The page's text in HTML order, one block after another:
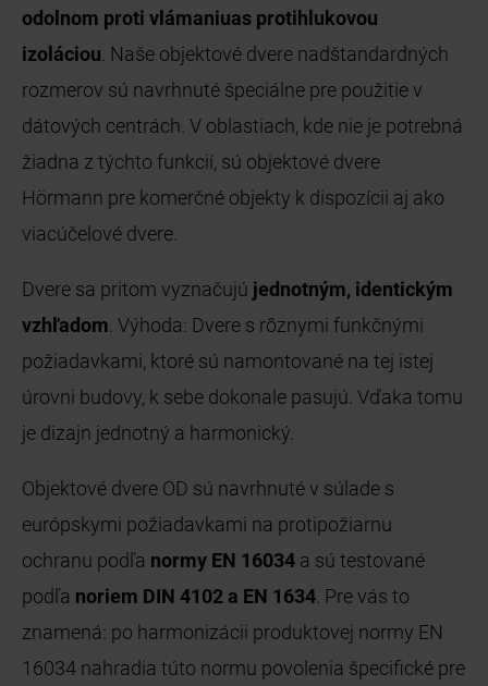
odolnom proti vlámaniuas protihlukovou
izoláciou. Naše objektové dvere nadštandardných
rozmerov sú navrhnuté špeciálne pre použitie v
dátových centrách. V oblastiach, kde nie je potrebná
žiadna z týchto funkcií, sú objektové dvere
Hörmann pre komerčné objekty k dispozícii aj ako
viacúčelové dvere.
Dvere sa pritom vyznačujú jednotným, identickým
vzhľadom. Výhoda: Dvere s rôznymi funkčnými
požiadavkami, ktoré sú namontované na tej istej
úrovni budovy, k sebe dokonale pasujú. Vďaka tomu
je dizajn jednotný a harmonický.
Objektové dvere OD sú navrhnuté v súlade s
európskymi požiadavkami na protipožiarnu
ochranu podľa normy EN 16034 a sú testované
podľa noriem DIN 4102 a EN 1634. Pre vás to
znamená: po harmonizácii produktovej normy EN
16034 nahradia túto normu povolenia špecifické pre